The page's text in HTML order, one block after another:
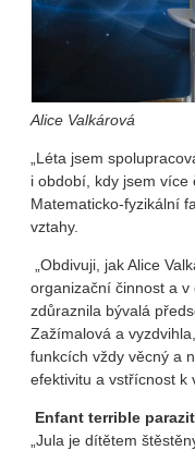
Alice Valkárová
„Léta jsem
i období, kdy jsem více
Matematicko-fyzikální
vztahy.
„Obdivuji, jak Alice
organizační činnost a v
zdůraznila bývalá
Zažímalová a
funkcích vždy věcný a
efektivitu a vstřícnost k
Enfant terrible
„Jula je dítětem